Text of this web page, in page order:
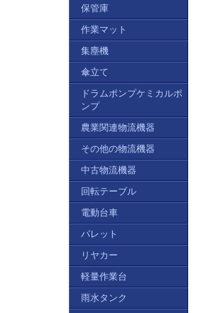
保管庫
作業マット
集塵機
傘立て
ドラムポンプケミカルポ
ンプ
農業関連物流機器
その他の物流機器
中古物流機器
回転テーブル
電動台車
パレット
リヤカー
軽量作業台
雨水タンク